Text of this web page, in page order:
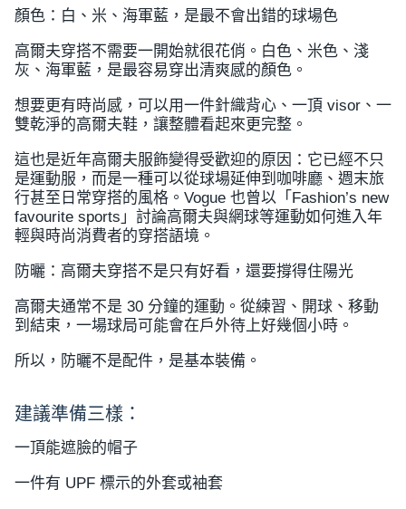
顏色：白、米、海軍藍，是最不會出錯的球場色
高爾夫穿搭不需要一開始就很花俏。白色、米色、淺
灰、海軍藍，是最容易穿出清爽感的顏色。
想要更有時尚感，可以用一件針織背心、一頂 visor、一
雙乾淨的高爾夫鞋，讓整體看起來更完整。
這也是近年高爾夫服飾變得受歡迎的原因：它已經不只
是運動服，而是一種可以從球場延伸到咖啡廳、週末旅
行甚至日常穿搭的風格。Vogue 也曾以「Fashion’s new
favourite sports」討論高爾夫與網球等運動如何進入年
輕與時尚消費者的穿搭語境。
防曬：高爾夫穿搭不是只有好看，還要撐得住陽光
高爾夫通常不是 30 分鐘的運動。從練習、開球、移動
到結束，一場球局可能會在戶外待上好幾個小時。
所以，防曬不是配件，是基本裝備。
建議準備三樣：
一頂能遮臉的帽子
一件有 UPF 標示的外套或袖套